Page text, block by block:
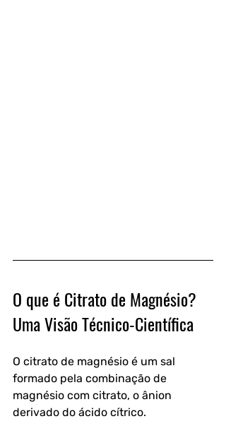
O que é Citrato de Magnésio?
Uma Visão Técnico-Científica
O citrato de magnésio é um sal
formado pela combinação de
magnésio com citrato, o ânion
derivado do ácido cítrico.